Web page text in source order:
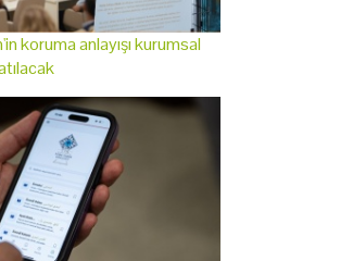
koruma anlayışı kurumsal